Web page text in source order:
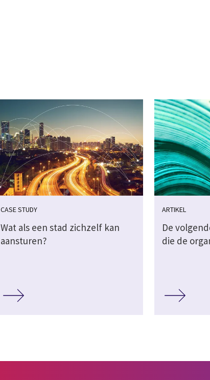
CASE STUDY
Wat als een stad zichzelf kan
aansturen?
ARTIKEL
De
die de